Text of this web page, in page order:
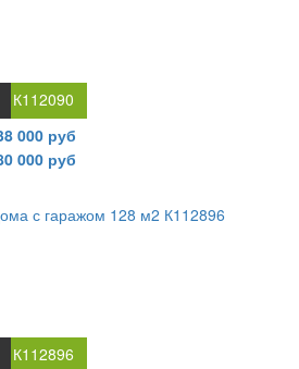
К112090
000 руб
000 руб
К112896